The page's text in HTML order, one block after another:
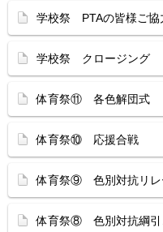
学校祭 PTAの皆様ご協
学校祭 クロージング
体育祭⑪ 各色解団式
体育祭⑩ 応援合戦
体育祭⑨ 色別対抗リレ
体育祭⑧ 色別対抗綱引